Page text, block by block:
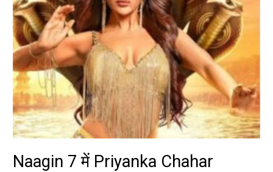
Naagin 7 में Priyanka Chahar
Sambhavna
Seth
निभाएंगी
विलेन
का
रोल